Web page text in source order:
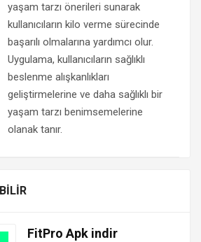
yaşam tarzı önerileri sunarak
kullanıcıların kilo verme sürecinde
başarılı olmalarına yardımcı olur.
Uygulama, kullanıcıların sağlıklı
beslenme alışkanlıkları
geliştirmelerine ve daha sağlıklı bir
yaşam tarzı benimsemelerine
olanak tanır.
FitPro Apk indir